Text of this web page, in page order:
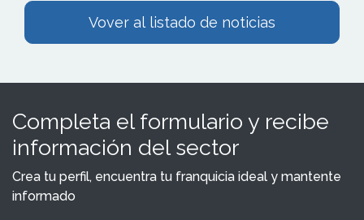
Vover al listado de noticias
Completa el formulario y recibe
información del sector
Crea tu perfil, encuentra tu franquicia ideal y mantente
informado